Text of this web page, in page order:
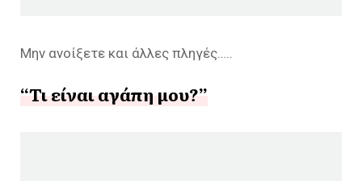
Μην ανοίξετε και άλλες πληγές…..
“Τι είναι αγάπη μου?”